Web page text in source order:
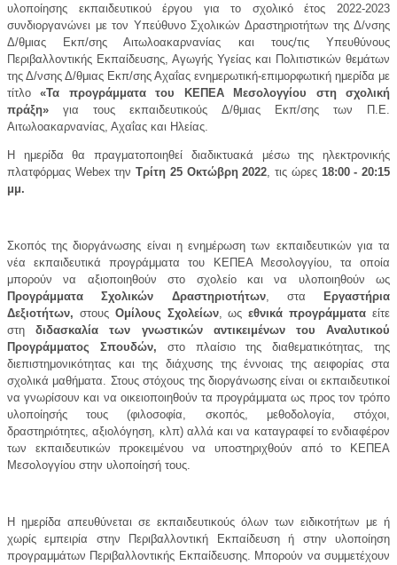
υλοποίησης εκπαιδευτικού έργου για το σχολικό έτος 2022-2023
συνδιοργανώνει με τον Υπεύθυνο Σχολικών Δραστηριοτήτων της Δ/νσης
Δ/θμιας Εκπ/σης Αιτωλοακαρνανίας και τους/τις Υπευθύνους
Περιβαλλοντικής Εκπαίδευσης, Αγωγής Υγείας και Πολιτιστικών θεμάτων
της Δ/νσης Δ/θμιας Εκπ/σης Αχαΐας ενημερωτική-επιμορφωτική ημερίδα με
τίτλο«Τα προγράμματα του ΚΕΠΕΑ Μεσολογγίου στη σχολική
πράξη» για τους εκπαιδευτικούς Δ/θμιας Εκπ/σης των Π.Ε.
Αιτωλοακαρνανίας, Αχαΐας και Ηλείας.
Η ημερίδα θα πραγματοποιηθεί διαδικτυακά μέσω της ηλεκτρονικής
πλατφόρμας Webex τηνΤρίτη 25 Οκτώβρη 2022, τις ώρες 18:00 - 20:15
μμ.
Σκοπός της διοργάνωσης είναι η ενημέρωση των εκπαιδευτικών για τα
νέα εκπαιδευτικά προγράμματα του ΚΕΠΕΑ Μεσολογγίου, τα οποία
μπορούν να αξιοποιηθούν στο σχολείο και να υλοποιηθούν ως
Προγράμματα Σχολικών Δραστηριοτήτων, στα
Εργαστήρια
Δεξιοτήτων, στους Ομίλους Σχολείων, ωςεθνικά προγράμματα είτε
στηδιδασκαλία των γνωστικών αντικειμένων του Αναλυτικού
Προγράμματος Σπουδών, στο πλαίσιο της διαθεματικότητας, της
διεπιστημονικότητας και της διάχυσης της έννοιας της αειφορίας στα
σχολικά μαθήματα. Στους στόχους της διοργάνωσης είναι οι εκπαιδευτικοί
να γνωρίσουν και να οικειοποιηθούν τα προγράμματα ως προς τον τρόπο
υλοποίησής τους (φιλοσοφία, σκοπός, μεθοδολογία, στόχοι,
δραστηριότητες, αξιολόγηση, κλπ) αλλά και να καταγραφεί το ενδιαφέρον
των εκπαιδευτικών προκειμένου να υποστηριχθούν από το ΚΕΠΕΑ
Μεσολογγίου στην υλοποίησή τους.
Η ημερίδα απευθύνεται σε εκπαιδευτικούς όλων των ειδικοτήτων με ή
χωρίς εμπειρία στην Περιβαλλοντική Εκπαίδευση ή στην υλοποίηση
προγραμμάτων Περιβαλλοντικής Εκπαίδευσης. Μπορούν να συμμετέχουν